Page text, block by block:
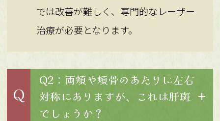
では改善が難しく、専門的なレーザー
治療が必要となります。
Q
Q2：両頬や頬骨のあたりに左右
対称にありますが、これは肝斑
でしょうか？